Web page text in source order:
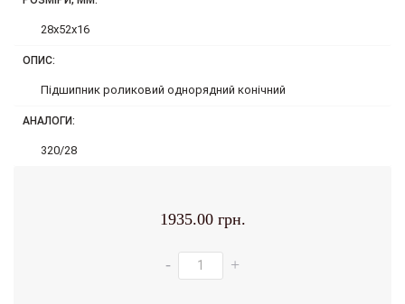
28x52x16
ОПИС:
Підшипник роликовий однорядний конічний
АНАЛОГИ:
320/28
1935.00 грн.
- +